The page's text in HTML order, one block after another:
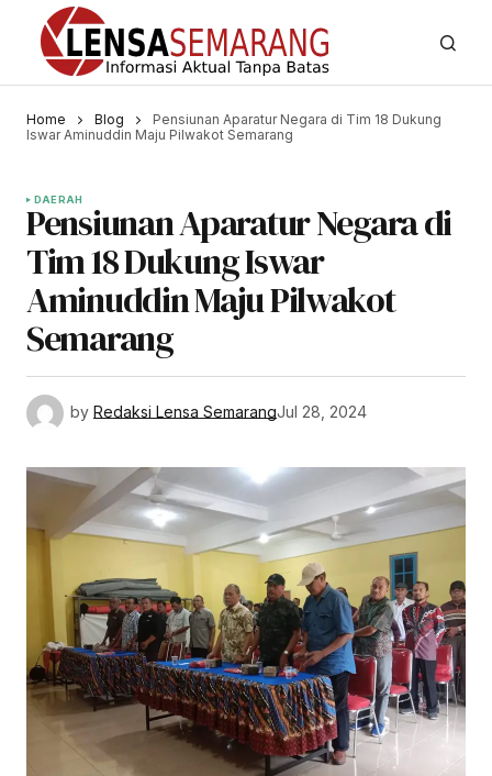
Home Blog
Pensiunan Aparatur Negara di Tim 18 Dukung
Iswar Aminuddin Maju Pilwakot Semarang
DAERAH
Pensiunan Aparatur Negara di
Tim 18 Dukung Iswar
Aminuddin Maju Pilwakot
Semarang
by Redaksi Lensa SemarangJul 28, 2024